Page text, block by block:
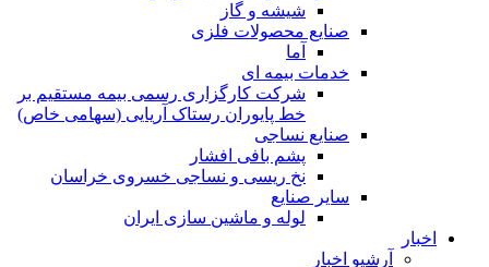
شیشه و گاز
صنایع محصولات فلزی
آما
خدمات بیمه ای
شرکت کارگزاری رسمی بیمه مستقیم بر
خط پایوران رستاک آریایی (سهامی خاص)
صنایع نساجی
پشم بافی افشار
نخ ریسی و نساجی خسروی خراسان
سایر صنایع
لوله و ماشین سازی ایران
اخبار
آرشیو اخبار